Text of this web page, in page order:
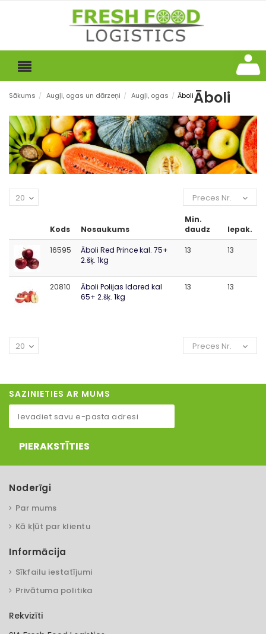
Sākums / Augļi, ogas un dārzeņi / Augļi, ogas / ĀboliĀboli
Preces Nr.
20
Kods Nosaukums
Min.
daudz
Iepak.
16595
Āboli Red Prince kal. 75+
2.šķ. 1kg
13 13
20810
Āboli Polijas Idared kal
65+ 2.šķ. 1kg
13 13
Preces Nr.
20
SAZINIETIES AR MUMS
PIERAKSTĪTIES
Noderīgi
Par mums
Kā kļūt par klientu
Informācija
Sīkfailu iestatījumi
Privātuma politika
Rekvizīti